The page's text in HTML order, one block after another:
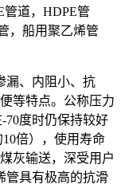
管道，HDPE管
，船用聚乙烯管
漏、内阻小、抗
等特点。公称压力
70度时仍保持较好
倍），使用寿命
灰输送，深受用户
管具有极高的抗滑